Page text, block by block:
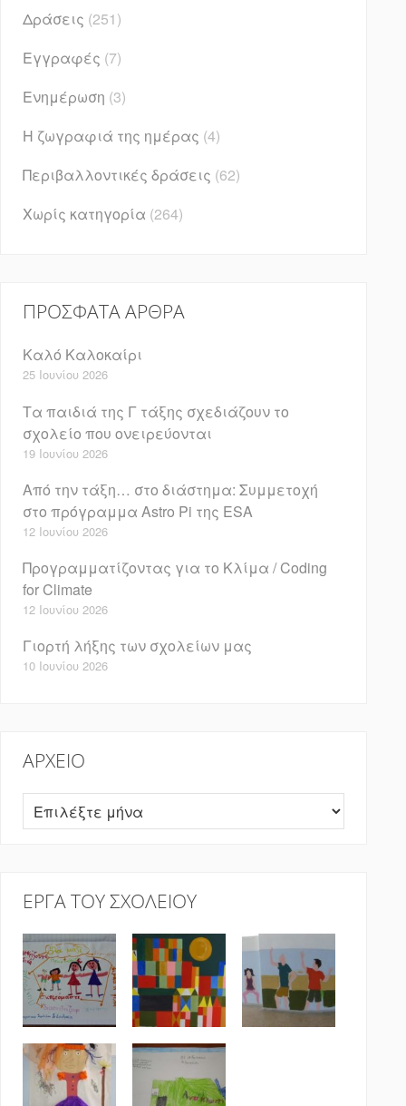
Δράσεις (251)
Εγγραφές (7)
Ενημέρωση (3)
Η ζωγραφιά της ημέρας (4)
Περιβαλλοντικές δράσεις (62)
Χωρίς κατηγορία (264)
ΠΡΌΣΦΑΤΑ ΆΡΘΡΑ
Καλό Καλοκαίρι
25 Ιουνίου 2026
Τα παιδιά της Γ τάξης σχεδιάζουν το
σχολείο που ονειρεύονται
19 Ιουνίου 2026
Από την τάξη… στο διάστημα: Συμμετοχή
στο πρόγραμμα Astro Pi της ESA
12 Ιουνίου 2026
Προγραμματίζοντας για το Κλίμα / Coding
for Climate
12 Ιουνίου 2026
Γιορτή λήξης των σχολείων μας
10 Ιουνίου 2026
ΑΡΧΕΊΟ
Αρχείο
ΈΡΓΑ ΤΟΥ ΣΧΟΛΕΊΟΥ